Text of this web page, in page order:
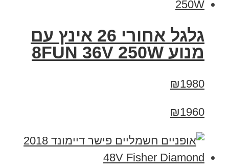
גלגל אחורי 26 אינץ עם
מנוע 8FUN 36V 250W
₪1980
₪1960